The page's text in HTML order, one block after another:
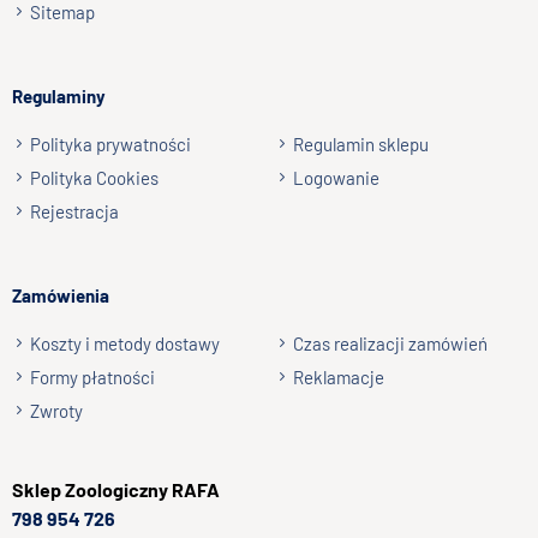
polepszaczy i konserwantów. Produkcja gryzaków odbywa
Wyślij opinię
Sitemap
Regulaminy
Polityka prywatności
Regulamin sklepu
Polityka Cookies
Logowanie
Rejestracja
Zamówienia
Koszty i metody dostawy
Czas realizacji zamówień
Formy płatności
Reklamacje
Zwroty
SklepZoologiczny RAFA
798 954 726